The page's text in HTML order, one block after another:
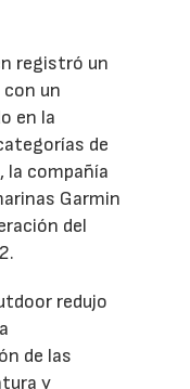
registró un
un
en la
de
la compañía
Garmin
del
redujo
de las
y